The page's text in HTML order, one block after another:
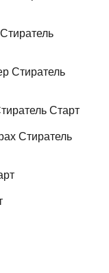
Стиратель
Старт
Стиратель